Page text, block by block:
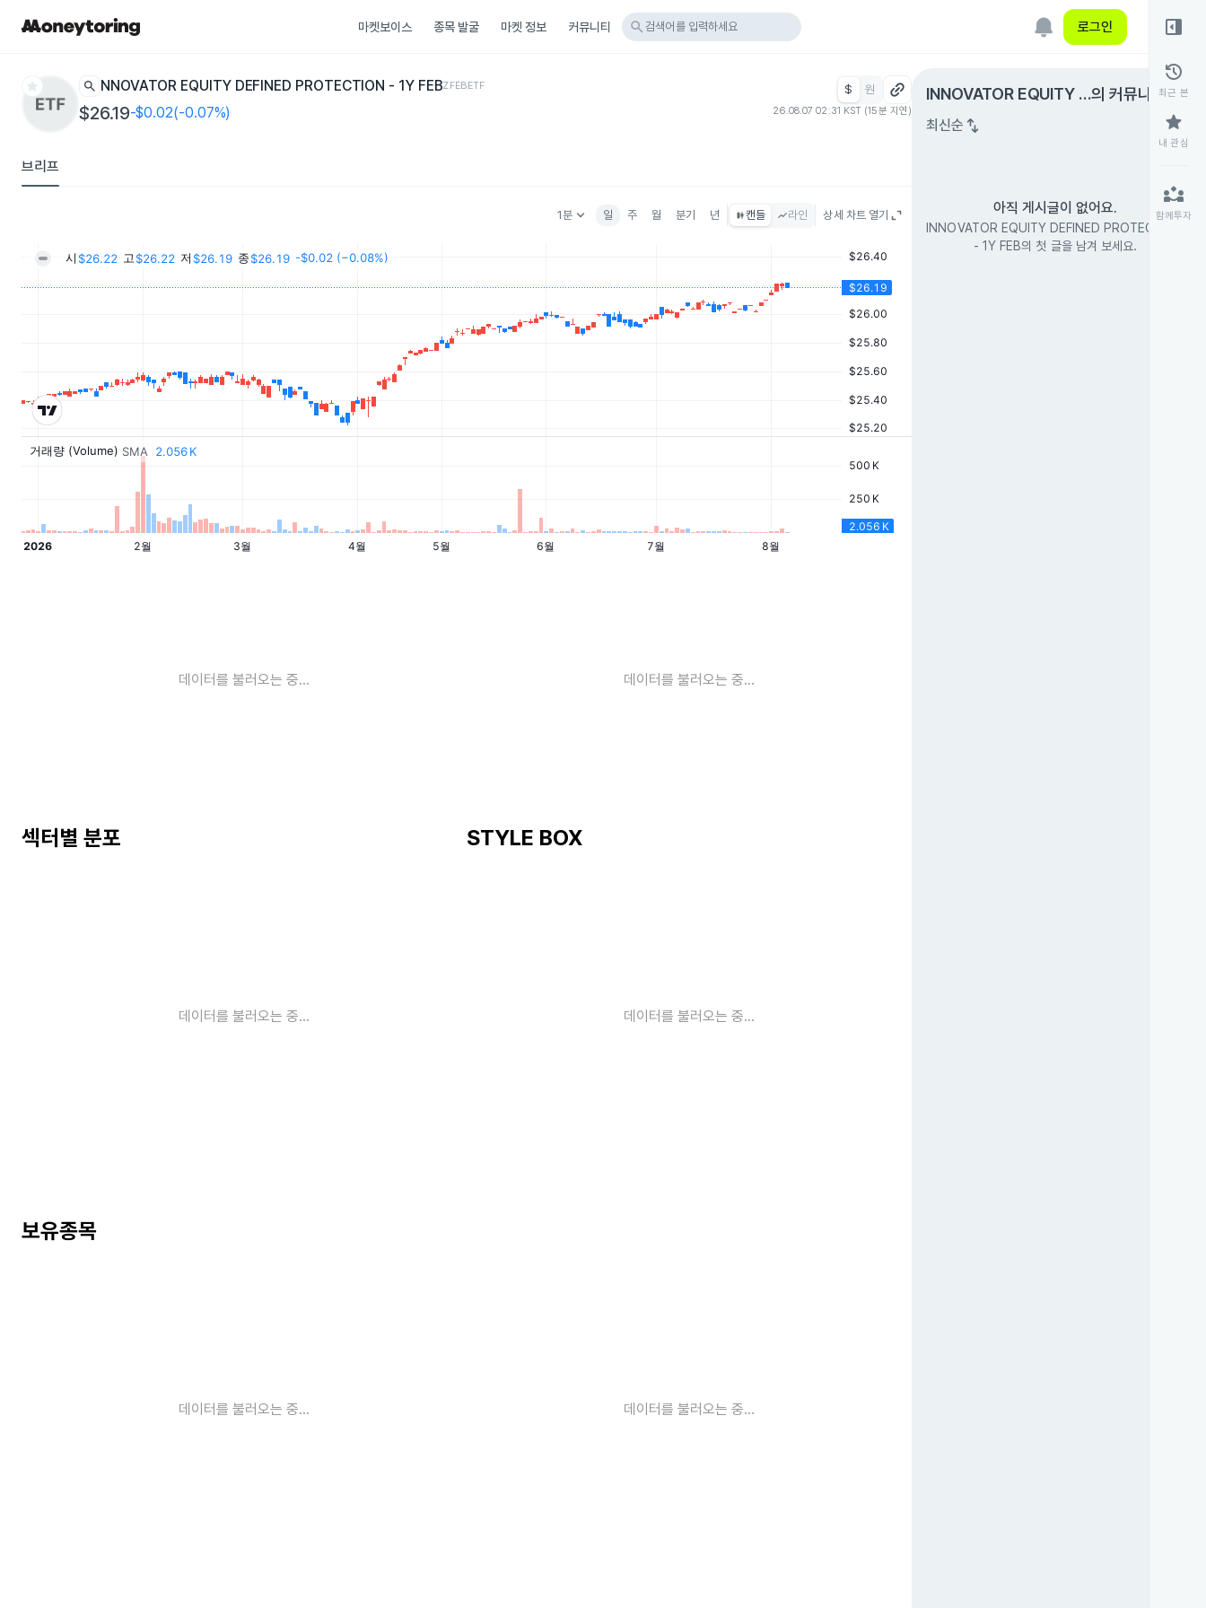
마켓보이스 종목 발굴 마켓 정보 커뮤니티 search 검색어를 입력하세요 로그인
star search INNOVATOR EQUITY DEFINED PROTECTION - 1Y FEBZFEBETF
$26.19-$0.02(-0.07%)
$ 원
26.08.07 02:31 KST (15분 지연)
브리프
1분keyboard_arrow_down 일 주 월 분기 년 캔들 라인 상세 차트 열기
INNOVATOR EQUITY D
EFINED PROTECTION
의 커뮤니티expand_circle_right
최신순 swap_vert
아직 게시글이 없어요.
INNOVATOR EQUITY DEFINED PROTECTION
- 1Y FEB의 첫 글을 남겨 보세요.
right_panel_open
history
최근 본
star
내 관심
partner_exchange
함께투자